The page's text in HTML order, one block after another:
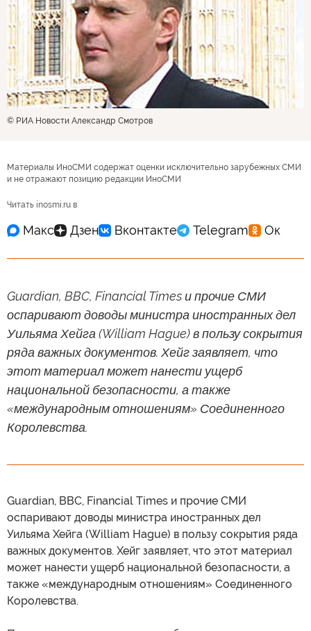
© РИА Новости Александр Смотров
Материалы ИноСМИ содержат оценки исключительно зарубежных СМИ
и не отражают позицию редакции ИноСМИ
Читать inosmi.ru в
Guardian, BBC, Financial Times и прочие СМИ
оспаривают доводы министра иностранных дел
Уильяма Хейга (William Hague) в пользу сокрытия
ряда важных документов. Хейг заявляет, что
этот материал может нанести ущерб
национальной безопасности, а также
«международным отношениям» Соединенного
Королевства.
Guardian, BBC, Financial Times и прочие СМИ
оспаривают доводы министра иностранных дел
Уильяма Хейга (William Hague) в пользу сокрытия ряда
важных документов. Хейг заявляет, что этот материал
может нанести ущерб национальной безопасности, а
также «международным отношениям» Соединенного
Королевства.